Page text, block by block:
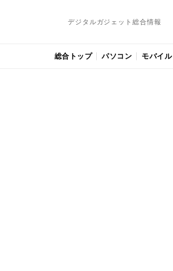
デジタルガジェット総合情報
総合トップ パソコン モバイル